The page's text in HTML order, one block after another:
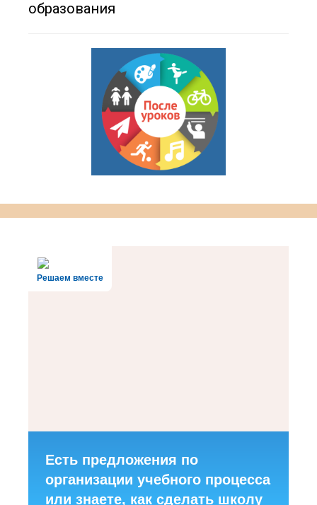
образования
Решаем вместе
Есть предложения по
организации учебного процесса
или знаете, как сделать школу